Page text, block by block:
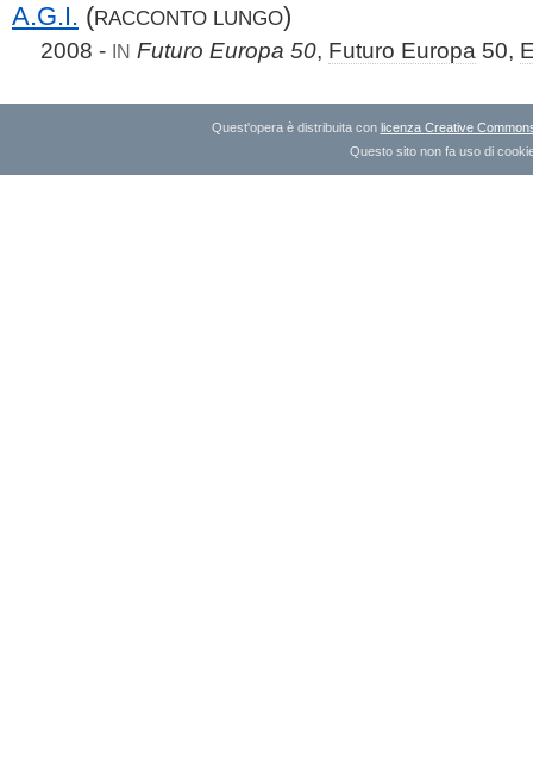
A.G.I. (RACCONTO LUNGO)
2008 - IN Futuro Europa 50, Futuro Europa 50,
Quest'opera è distribuita con licenza Creative
Questo sito non fa uso di